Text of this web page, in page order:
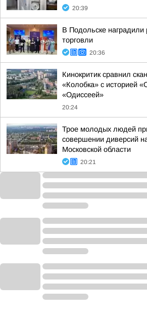
20:39
В Подольске
торговли
20:36
Кинокритик сравнил
«Колобка» с историей
«Одиссеей»
20:24
Трое молодых людей
совершении диверсий
Московской области
20:21